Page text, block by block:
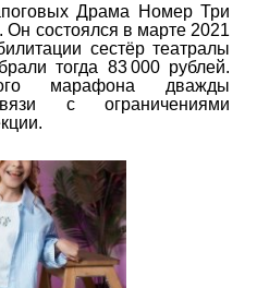
Драма Номер Три
состоялся в марте 2021
сестёр театралы
тогда 83 000 рублей.
марафона дважды
с ограничениями